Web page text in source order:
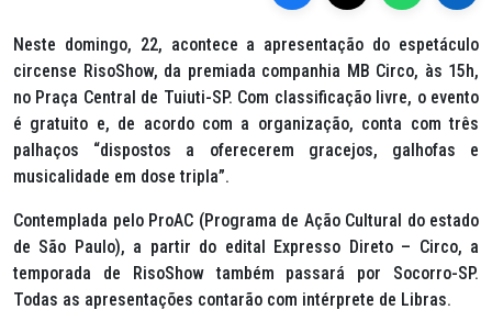
Neste domingo, 22, acontece a apresentação do espetáculo
circense RisoShow, da premiada companhia MB Circo, às 15h,
no Praça Central de Tuiuti-SP. Com classificação livre, o evento
é gratuito e, de acordo com a organização, conta com três
palhaços “dispostos a oferecerem gracejos, galhofas e
musicalidade em dose tripla”.
Contemplada pelo ProAC (Programa de Ação Cultural do estado
de São Paulo), a partir do edital Expresso Direto – Circo, a
temporada de RisoShow também passará por Socorro-SP.
Todas as apresentações contarão com intérprete de Libras.